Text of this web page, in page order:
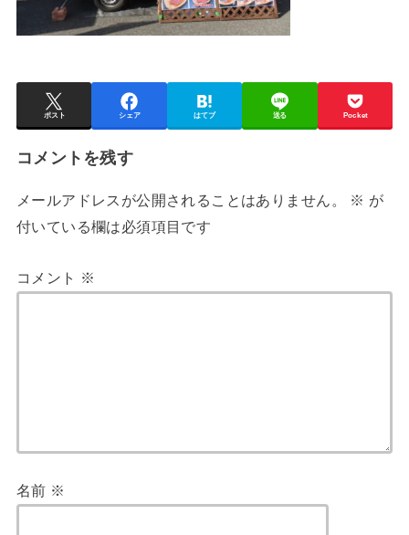
ポスト シェア はてブ 送る Pocket
コメントを残す
メールアドレスが公開されることはありません。 ※ が
付いている欄は必須項目です
コメント ※
名前 ※